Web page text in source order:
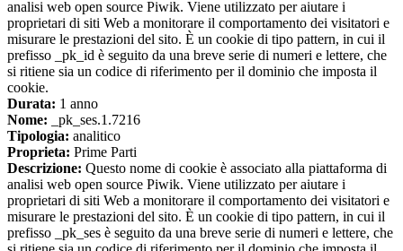
analisi web open source Piwik. Viene utilizzato per aiutare i
proprietari di siti Web a monitorare il comportamento dei visitatori e
misurare le prestazioni del sito. È un cookie di tipo pattern, in cui il
prefisso _pk_id è seguito da una breve serie di numeri e lettere, che
si ritiene sia un codice di riferimento per il dominio che imposta il
cookie.
Durata: 1 anno
Nome: _pk_ses.1.7216
Tipologia: analitico
Proprieta: Prime Parti
Descrizione: Questo nome di cookie è associato alla piattaforma di
analisi web open source Piwik. Viene utilizzato per aiutare i
proprietari di siti Web a monitorare il comportamento dei visitatori e
misurare le prestazioni del sito. È un cookie di tipo pattern, in cui il
prefisso _pk_ses è seguito da una breve serie di numeri e lettere, che